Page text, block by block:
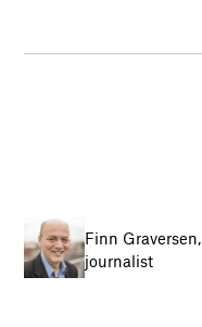
Finn Graversen,
journalist